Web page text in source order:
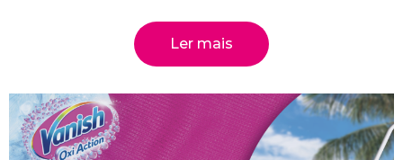
Ler mais